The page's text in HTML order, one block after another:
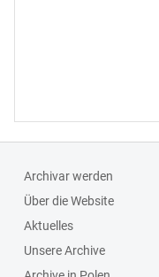
Archivar werden
Über die Website
Aktuelles
Unsere Archive